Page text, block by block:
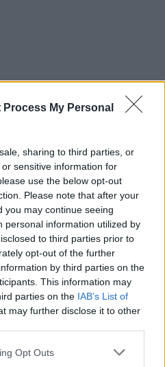
Process My Personal
sharing to third parties, or
sensitive information for
use the below opt-out
Please note that after your
you may continue seeing
personal information utilized by
to third parties prior to
opt-out of the further
by third parties on the
This information may
parties on the IAB’s List of
may further disclose it to other
app uses one or more Google
Opt Outs
να επιβάλει την
το δικαστήριο θα
του Κώδικα Ποινικής
μάλιστα
περνάει έξω».
Πάνο Ρούτσι και οι
όταν οΠάνος Ρούτσι
χρειάστηκε να
στο νοσοκομείο. Η
υποστηρίζοντας πως